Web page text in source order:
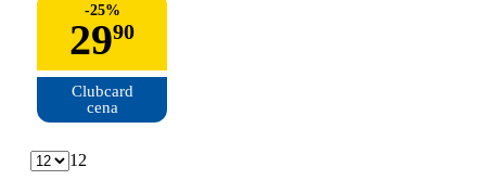
-25%
2990
Clubcard
cena
12